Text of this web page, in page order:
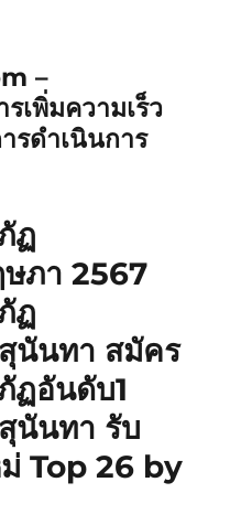
–
เพิ่มความเร็ว
รดำเนินการ
ฏ
ภา 2567
ฏ
นันทา สมัคร
ฏอันดับ1
นันทา รับ
Top 26 by